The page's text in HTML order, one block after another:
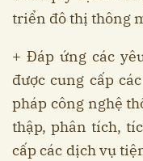
triển đô thị thông
+ Đáp ứng các
được cung cấp
pháp công nghệ
thập, phân tích,
cấp các dịch vụ